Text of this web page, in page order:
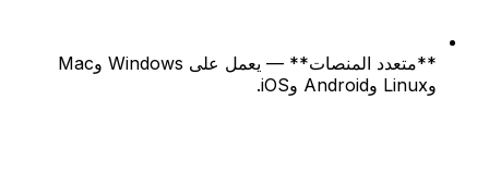
**متعدد المنصات** — يعمل على Windows وMac
وLinux وAndroid وiOS.